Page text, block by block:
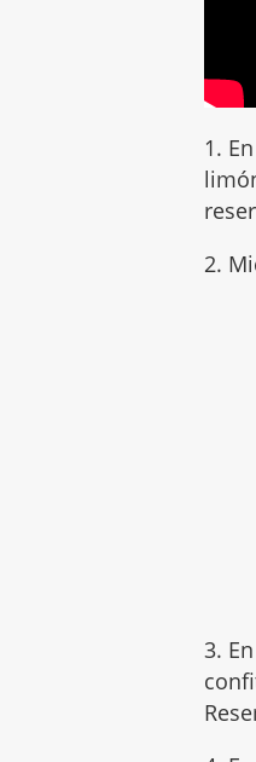
1.
2.
3.